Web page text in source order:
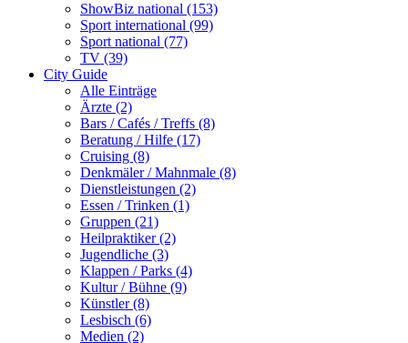
ShowBiz national (153)
Sport international (99)
Sport national (77)
TV (39)
City Guide
Alle Einträge
Ärzte (2)
Bars / Cafés / Treffs (8)
Beratung / Hilfe (17)
Cruising (8)
Denkmäler / Mahnmale (8)
Dienstleistungen (2)
Essen / Trinken (1)
Gruppen (21)
Heilpraktiker (2)
Jugendliche (3)
Klappen / Parks (4)
Kultur / Bühne (9)
Künstler (8)
Lesbisch (6)
Medien (2)